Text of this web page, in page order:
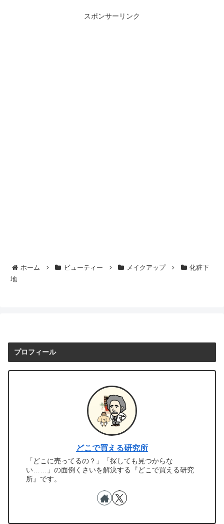
スポンサーリンク
ホーム ビューティー メイクアップ
化粧下
地
プロフィール
どこで買える研究所
「どこに売ってるの？」「探しても見つからな
い……」の面倒くさいを解決する『どこで買える研究
所』です。